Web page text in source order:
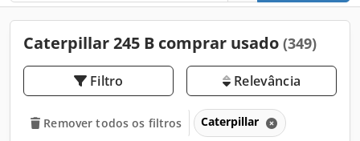
Caterpillar 245 B comprar usado (349)
Filtro Relevância
Remover todos os filtros Caterpillar